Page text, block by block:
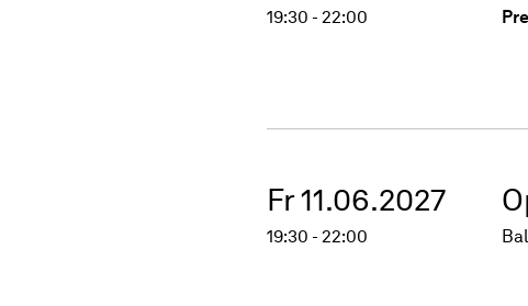
19:30 - 22:00
Fr 11.06.2027
19:30 - 22:00